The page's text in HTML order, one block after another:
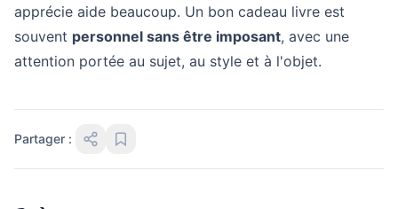
apprécie aide beaucoup. Un bon cadeau livre est
souvent personnel sans être imposant, avec une
attention portée au sujet, au style et à l'objet.
Partager :